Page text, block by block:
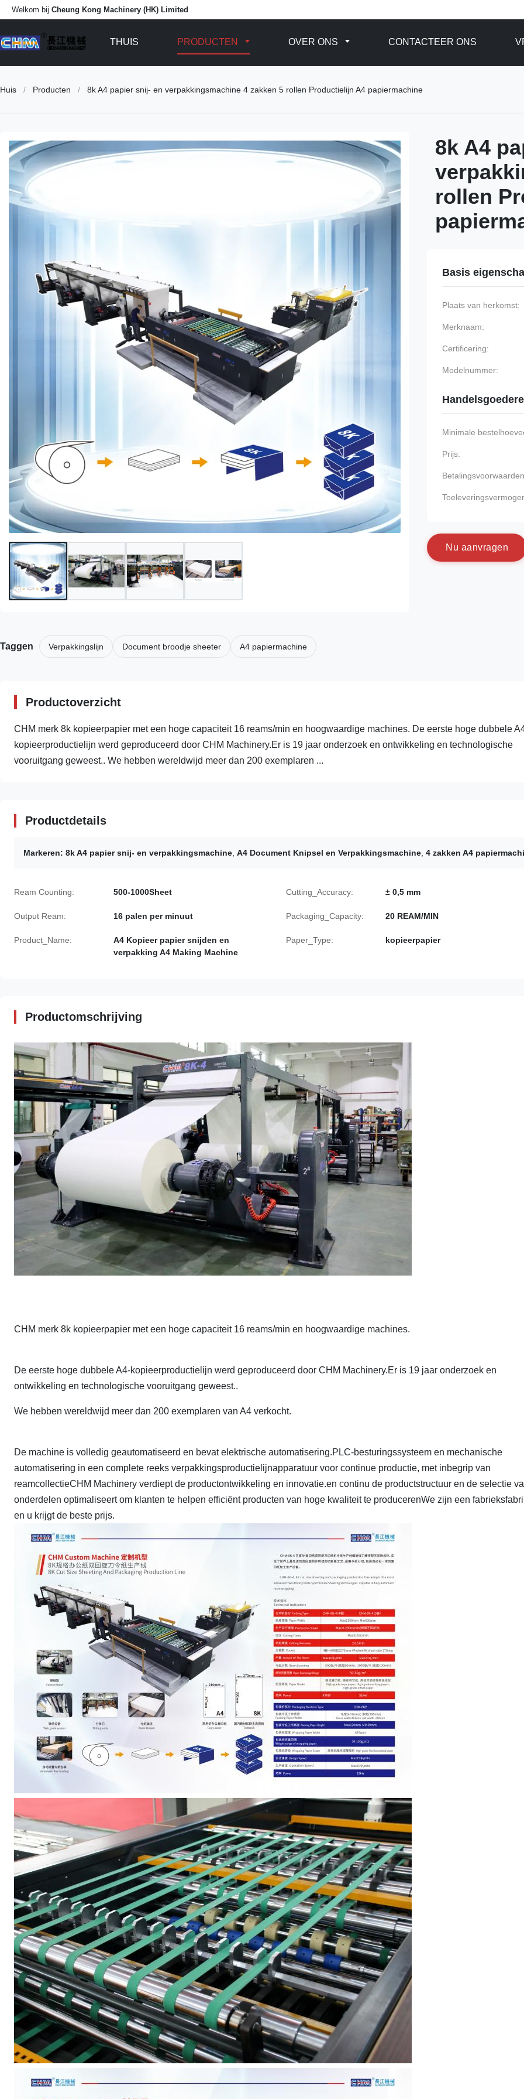
Welkom bij Cheung Kong Machinery (HK) Limited
THUIS PRODUCTEN OVER ONS CONTACTEER ONS
Huis / Producten / 8k A4 papier snij- en verpakkingsmachine 4 zakken 5 rollen Productielijn A4 papiermachine
8k A4
rollen
Basis
Plaats van herkomst:
Merknaam:
Certificering:
Modelnummer:
Minimale
Prijs:
N u aanvragen
Taggen Verpakkingslijn Document broodje sheeter A4 papiermachine
Productoverzicht
CHM merk 8k kopieerpapier met een hoge capaciteit 16 reams/min en hoogwaardige machines. De eerste hoge dubbele
kopieerproductielijn werd geproduceerd door CHM Machinery.Er is 19 jaar onderzoek en ontwikkeling en technologische
vooruitgang geweest.. We hebben wereldwijd meer dan 200 exemplaren ...
Productdetails
Markeren: 8k A4 papier snij- en verpakkingsmachine A4 Document Knipsel en Verpakkingsmachine 4 zakken A4
Ream Counting: 500-1000Sheet Cutting_Accuracy: ± 0,5 mm
Output Ream: 16 palen per minuut Packaging_Capacity: 20 REAM/MIN
Product_Name:
A4 Kopieer papier snijden en
verpakking A4 Making Machine
Paper_Type: kopieerpapier
Productomschrijving
CHM merk 8k kopieerpapier met een hoge capaciteit 16 reams/min en hoogwaardige machines.
De eerste hoge dubbele A4-kopieerproductielijn werd geproduceerd door CHM Machinery.Er is 19 jaar onderzoek en
ontwikkeling en technologische vooruitgang geweest..
We hebben wereldwijd meer dan 200 exemplaren van A4 verkocht.
De machine is volledig geautomatiseerd en bevat elektrische automatisering.PLC-besturingssysteem en mechanische
automatisering in een complete reeks verpakkingsproductielijnapparatuur voor continue productie, met inbegrip van
reamcollectieCHM Machinery verdiept de productontwikkeling en innovatie.en continu de productstructuur en de selectie
onderdelen optimaliseert om klanten te helpen efficiënt producten van hoge kwaliteit te producerenWe zijn een
en u krijgt de beste prijs.